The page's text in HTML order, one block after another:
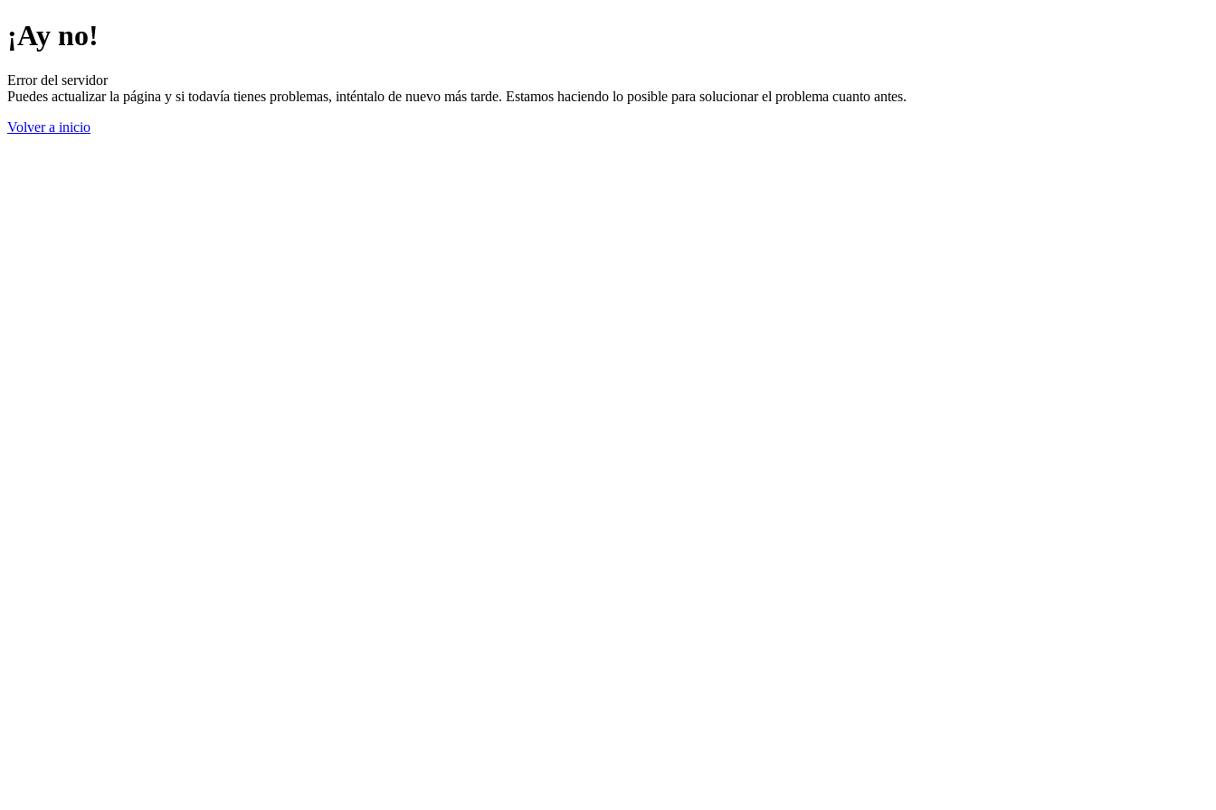
¡Ay no!
Error del servidor
Puedes actualizar la página y si todavía tienes problemas, inténtalo de nuevo más tarde. Estamos haciendo lo posible para solucionar el problema cuanto antes.
Volver a inicio